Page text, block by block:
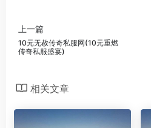
上一篇
10元无赦传奇私服网(10元重燃
传奇私服盛宴)
相关文章